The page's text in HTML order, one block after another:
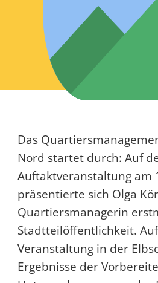
Das
Nord startet durch: Auf
Auftaktveranstaltung am
präsentierte sich Olga
Quartiersmanagerin
Stadtteilöffentlichkeit.
Veranstaltung in der
Ergebnisse der